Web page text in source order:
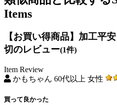
Items
【お買い得商品】加工平
切のレビュー(1件)
Item Review
かもちゃん 60代以上 女性
買って良かった